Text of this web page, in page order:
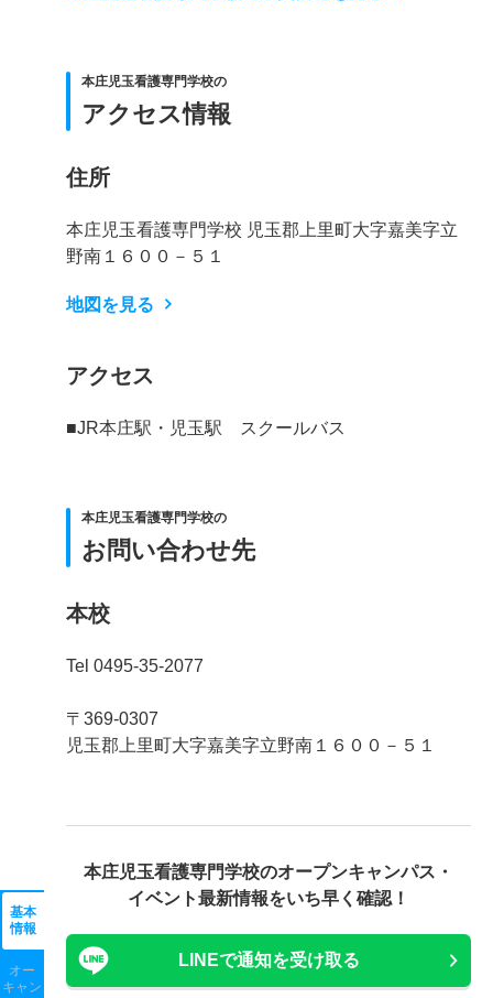
基本
情報
オー
キャン
本庄児玉看護専門学校の
アクセス情報
住所
本庄児玉看護専門学校 児玉郡上里町大字嘉美字立
野南１６００－５１
地図を見る
アクセス
■JR本庄駅・児玉駅 スクールバス
本庄児玉看護専門学校の
お問い合わせ先
本校
Tel 0495-35-2077
〒369-0307
児玉郡上里町大字嘉美字立野南１６００－５１
本庄児玉看護専門学校のオープンキャンパス・
イベント最新情報をいち早く確認！
LINEで通知を受け取る